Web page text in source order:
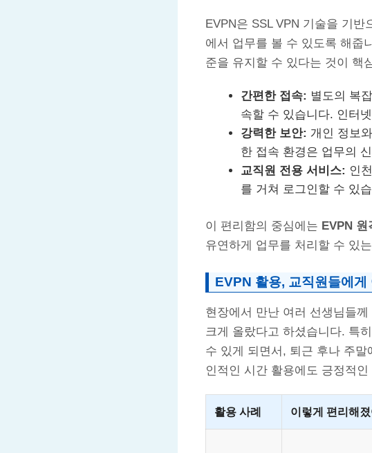
EVPN은 SSL VPN 기술을 기
에서 업무를 볼 수 있도록 해줍
준을 유지할 수 있다는 것이 핵
간편한 접속: 별도의 복
속할 수 있습니다. 인터
강력한 보안: 개인 정보
한 접속 환경은 업무의
교직원 전용 서비스: 인
를 거쳐 로그인할 수 있
이 편리함의 중심에는 EVPN 원
유연하게 업무를 처리할 수 있
EVPN 활용, 교직원들에
현장에서 만난 여러 선생님들께
크게 올랐다고 하셨습니다. 특
수 있게 되면서, 퇴근 후나 주
인적인 시간 활용에도 긍정적
활용 사례 이렇게 편리해